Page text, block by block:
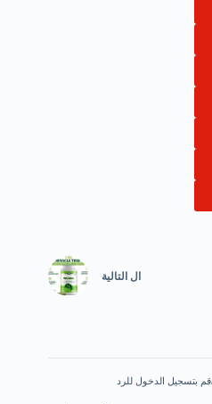
ال التالية
قم بتسجيل الدخول للرد